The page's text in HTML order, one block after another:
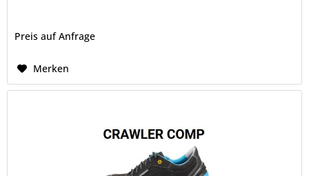
Preis auf Anfrage
Merken